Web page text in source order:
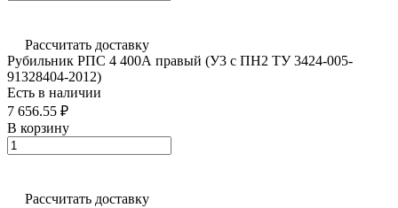
Рассчитать доставку
Рубильник РПС 4 400А правый (У3 с ПН2 ТУ 3424-005-
91328404-2012)
Есть в наличии
7 656.55 ₽
В корзину
Рассчитать доставку